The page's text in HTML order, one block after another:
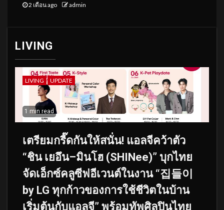
2 เดือน ago admin
LIVING
LIVING UPDATE
1 min read
เตรียมกรี๊ดกันให้สนั่น! แอลจีคว้าตัว
“ชิน เยอึน–มินโฮ (SHINee)” บุกไทย
จัดเอ็กซ์คลูซีฟอีเวนต์ในงาน “집들이
by LG ทุกก้าวของการใช้ชีวิตในบ้าน
เริ่มต้นกับแอลจี” พร้อมทัพศิลปินไทย